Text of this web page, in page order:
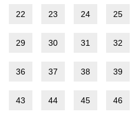
22 23 24 25
29 30 31 32
36 37 38 39
43 44 45 46